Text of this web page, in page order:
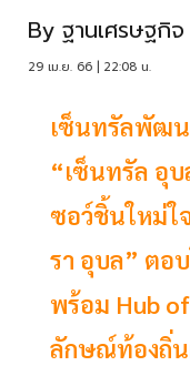
By ฐานเศรษฐกิจ
29 เม.ย. 66 | 22:08 น.
เซ็นทรัลพัฒน
“เซ็นทรัล อุบ
ซอว์ชิ้นใหม่ใ
รา อุบล” ตอ
พร้อม Hub
ลักษณ์ท้องถิ่